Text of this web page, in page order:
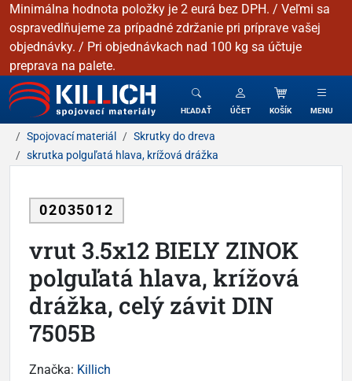
Minimálna hodnota položky je 2 eurá bez DPH. / Veľmi sa
ospravedlňujeme za prípadné zdržanie pri príprave vašej
objednávky. / Pri objednávkach nad 100 kg sa účtuje
preprava na palete.
KILLICH - Spojovacie materiály
HĽADAŤ ÚČET KOŠÍK MENU
Spojovací materiál
Skrutky do dreva
skrutka polguľatá hlava, krížová drážka
02035012
vrut 3.5x12 BIELY ZINOK
polguľatá hlava, krížová
drážka, celý závit DIN
7505B
Značka: Killich